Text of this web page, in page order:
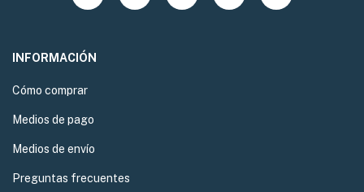
INFORMACIÓN
Cómo comprar
Medios de pago
Medios de envío
Preguntas frecuentes